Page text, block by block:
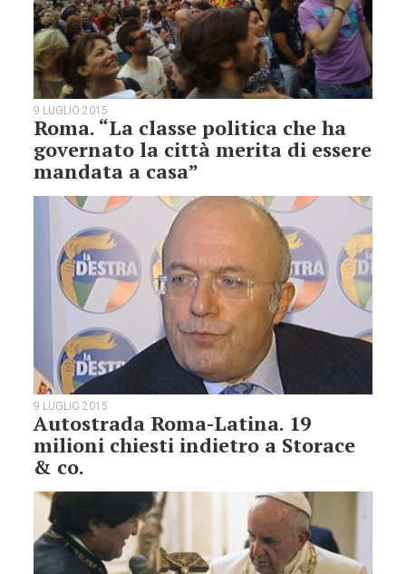
9 LUGLIO 2015
Roma. “La classe politica che ha
governato la città merita di essere
mandata a casa”
9 LUGLIO 2015
Autostrada Roma-Latina. 19
milioni chiesti indietro a Storace
& co.